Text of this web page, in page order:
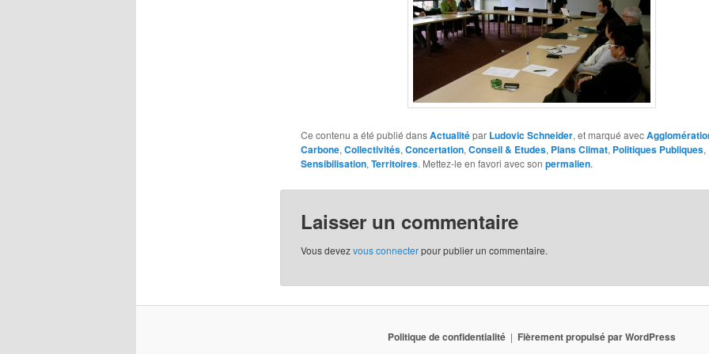
Ce contenu a été publié dansActualitépar Ludovic Schneider, et marqué avec
Carbone, Collectivités, Concertation, Conseil & Etudes, Plans Climat, Politiques Publiques,
Sensibilisation, Territoires. Mettez-le en favori avec son permalien.
Laisser un commentaire
Vous devezvous connecterpour publier un commentaire.
Politique de confidentialité Fièrement propulsé par WordPress